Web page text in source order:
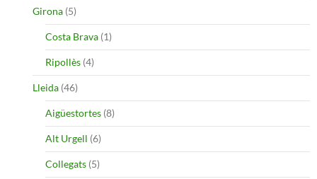
Girona (5)
Costa Brava (1)
Ripollès (4)
Lleida (46)
Aigüestortes (8)
Alt Urgell (6)
Collegats (5)